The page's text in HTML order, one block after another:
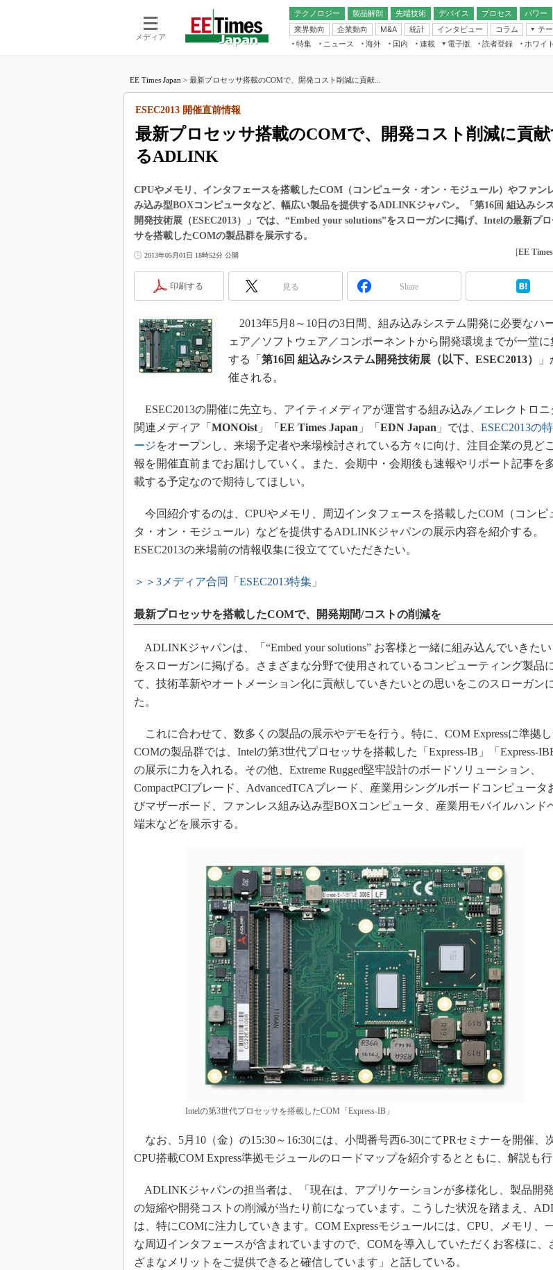
メディア
テクノロジー 製品解剖
先端技術
電池／エネルギー
デバイス
アナログ
マイコン
プロセス パワー
無線
業界動向
企業動向 M&A 統計 インタビュー コラム
テ
フィジカルAI
読者調査（EE Times Research）
電源設計（EDN Japan）
エレクトロニクス入門（EDN
Japan）
特集 ニュース 海外 国内
連載
福田昭のデバイス通信
大山聡の業界スコープ
学漂流記
世界を「数字」で回してみよう
踊るバズワード ～Behind the
Buzzword
で起こること
製品分解で探るアジアの新トレンド
光伝送技術を知る
“異端児エンジニア”が仕掛けた社内
改革、執念の180日
IHSアナリスト「未来展望」
「英語に愛されないエンジニア」の
ための新行動論
電子版
電子ブックレット
読者登録 ホワイ
EE Times Japan > 最新プロセッサ搭載のCOMで、開発コスト削減に貢献...
最新プロセッサ搭載のCOMで、開発コスト削減に貢
るADLINK
ESEC2013 開催直前情報
CPUやメモリ、インタフェースを搭載したCOM（コンピュータ・オン・モジュール）やファン
み込み型BOXコンピュータなど、幅広い製品を提供するADLINKジャパン。「第16回 組込みシ
開発技術展（ESEC2013）」では、“Embed your solutions”をスローガンに掲げ、Intelの最新プ
サを搭載したCOMの製品群を展示する。
2013年05月01日 18時52分 公開 [EE
印刷する 見る Share
2013年5月8～10日の3日間、組み込みシステム開発に必要なハ
ェア／ソフトウェア／コンポーネントから開発環境までが一堂に
する「 第16回 組込みシステム開発技術展（以下、ESEC2013）
催される。
ESEC2013の開催に先立ち、アイティメディアが運営する組み込み／エレクトロニ
関連メディア「 MONOist 」「 EE Times Japan 」「 EDN Japan 」では、 ESEC2013の
ージをオープンし、来場予定者や来場検討されている方々に向け、注目企業の見ど
報を開催直前までお届けしていく。また、会期中・会期後も速報やリポート記事を
載する予定なので期待してほしい。
今回紹介するのは、CPUやメモリ、周辺インタフェースを搭載したCOM（コンピ
タ・オン・モジュール）などを提供するADLINKジャパンの展示内容を紹介する。
ESEC2013の来場前の情報収集に役立てていただきたい。
＞＞3メディア合同「ESEC2013特集」
最新プロセッサを搭載したCOMで、開発期間/コストの削減を
ADLINKジャパンは、「“Embed your solutions” お客様と一緒に組み込んでいきたい
をスローガンに掲げる。さまざまな分野で使用されているコンピューティング製品
て、技術革新やオートメーション化に貢献していきたいとの思いをこのスローガン
た。
これに合わせて、数多くの製品の展示やデモを行う。特に、COM Expressに準拠し
COMの製品群では、Intelの第3世代プロセッサを搭載した「Express-IB」「Express-
の展示に力を入れる。その他、Extreme Rugged堅牢設計のボードソリューション、
CompactPCIブレード、AdvancedTCAブレード、産業用シングルボードコンピュータ
びマザーボード、ファンレス組み込み型BOXコンピュータ、産業用モバイルハンド
端末などを展示する。
Intelの第3世代プロセッサを搭載したCOM「Express-IB」
なお、5月10（金）の15:30～16:30には、小間番号西6-30にてPRセミナーを開催、
CPU搭載COM Express準拠モジュールのロードマップを紹介するとともに、解説も行
ADLINKジャパンの担当者は、「現在は、アプリケーションが多様化し、製品開
の短縮や開発コストの削減が当たり前になっています。こうした状況を踏まえ、
は、特にCOMに注力していきます。COM Expressモジュールには、CPU、メモリ、
な周辺インタフェースが含まれていますので、COMを導入していただくお客様に、
ざまなメリットをご提供できると確信しています」と話している。